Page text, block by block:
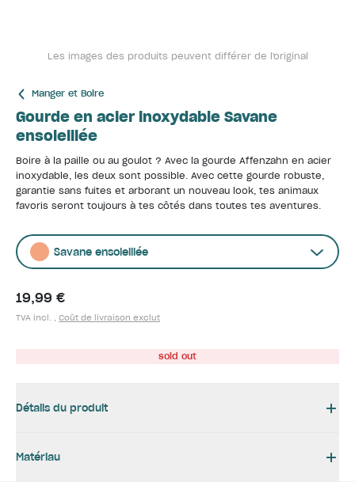
Les images des produits peuvent différer de l'original
Manger et Boire
Gourde en acier inoxydable Savane
ensoleillée
Boire à la paille ou au goulot ? Avec la gourde Affenzahn en acier
inoxydable, les deux sont possible. Avec cette gourde robuste,
garantie sans fuites et arborant un nouveau look, tes animaux
favoris seront toujours à tes côtés dans toutes tes aventures.
Savane ensoleillée
19,99 €
TVA incl. , Coût de livraison exclut
sold out
Détails du produit
Matériau